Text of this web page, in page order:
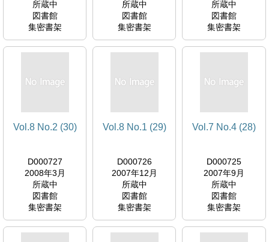
所蔵中
図書館
集密書架
所蔵中
図書館
集密書架
所蔵中
図書館
集密書架
Vol.8 No.2 (30)
D000727
2008年3月
所蔵中
図書館
集密書架
Vol.8 No.1 (29)
D000726
2007年12月
所蔵中
図書館
集密書架
Vol.7 No.4 (28)
D000725
2007年9月
所蔵中
図書館
集密書架